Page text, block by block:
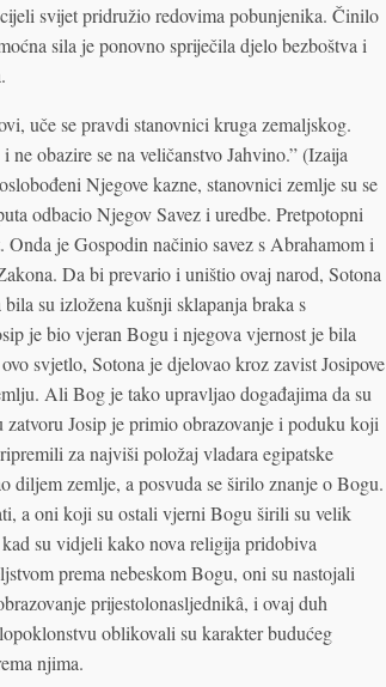
svijet pridružio redovima pobunjenika. Činilo
sila je ponovno spriječila djelo bezboštva i
uče se pravdi stanovnici kruga zemaljskog.
obazire se na veličanstvo Jahvino.” (Izaija
Njegove kazne, stanovnici zemlje su se
odbacio Njegov Savez i uredbe. Pretpotopni
je Gospodin načinio savez s Abrahamom i
Da bi prevario i uništio ovaj narod, Sotona
su izložena kušnji sklapanja braka s
je bio vjeran Bogu i njegova vjernost je bila
svjetlo, Sotona je djelovao kroz zavist Josipove
Ali Bog je tako upravljao događajima da su
Josip je primio obrazovanje i poduku koji
za najviši položaj vladara egipatske
diljem zemlje, a posvuda se širilo znanje o Bogu.
a oni koji su ostali vjerni Bogu širili su velik
su vidjeli kako nova religija pridobiva
prema nebeskom Bogu, oni su nastojali
prijestolonasljednikâ, i ovaj duh
oblikovali su karakter budućeg
njima.